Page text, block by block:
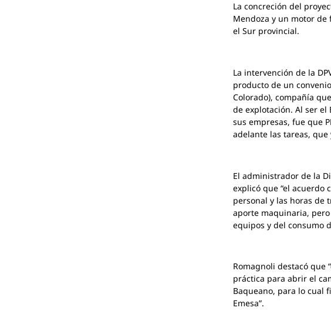
La concreción del
Mendoza y un motor
el Sur provincial.
La intervención de la
producto de un
Colorado), compañía
de explotación. Al ser
sus empresas, fue que
adelante las tareas, que
El administrador de la
explicó que “el acuerdo
personal y las horas de
aporte maquinaria,
equipos y del consumo
Romagnoli destacó que
práctica para abrir el
Baqueano, para lo cual
Emesa”.